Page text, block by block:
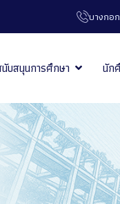
บางกอ
บสนุนการศึกษา นัก